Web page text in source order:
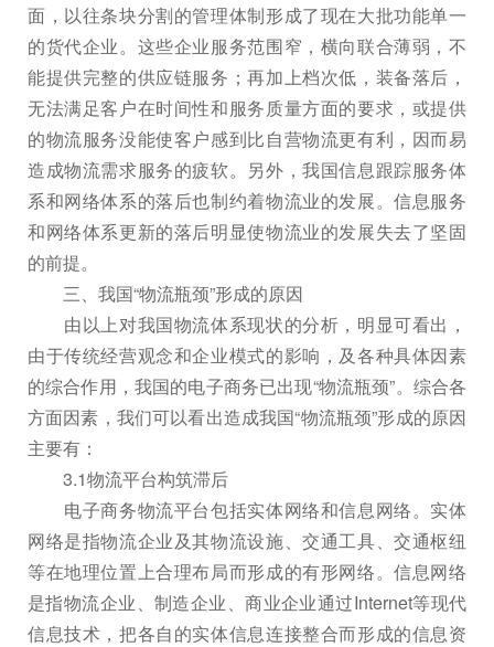
面，以往条块分割的管理体制形成了现在大批功能单一
的货代企业。这些企业服务范围窄，横向联合薄弱，不
能提供完整的供应链服务；再加上档次低，装备落后，
无法满足客户在时间性和服务质量方面的要求，或提供
的物流服务没能使客户感到比自营物流更有利，因而易
造成物流需求服务的疲软。另外，我国信息跟踪服务体
系和网络体系的落后也制约着物流业的发展。信息服务
和网络体系更新的落后明显使物流业的发展失去了坚固
的前提。
三、我国“物流瓶颈”形成的原因
由以上对我国物流体系现状的分析，明显可看出，
由于传统经营观念和企业模式的影响，及各种具体因素
的综合作用，我国的电子商务已出现“物流瓶颈”。综合各
方面因素，我们可以看出造成我国“物流瓶颈”形成的原因
主要有：
3.1物流平台构筑滞后
电子商务物流平台包括实体网络和信息网络。实体
网络是指物流企业及其物流设施、交通工具、交通枢纽
等在地理位置上合理布局而形成的有形网络。信息网络
是指物流企业、制造企业、商业企业通过Internet等现代
信息技术，把各自的实体信息连接整合而形成的信息资